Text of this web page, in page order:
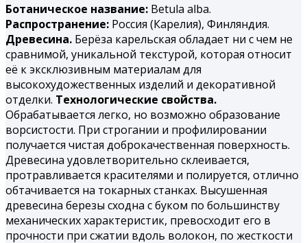
Ботаническое название: Betula alba.
Распространение: Россия (Карелия), Финляндия.
Древесина. Берёза карельская обладает ни с чем не
сравнимой, уникальной текстурой, которая относит
её к эксклюзивным материалам для
высокохудожественных изделий и декоративной
отделки. Технологические свойства.
Обрабатывается легко, но воз­можно образование
ворсистости. При строгании и профилиро­вании
получается чистая доброкачественная поверхность.
Дре­весина удовлетворительно склеивается,
протравливается кра­сителями и полируется, отлично
обтачивается на токарных станках. Высушенная
древесина березы сходна с буком по большинству
механических характеристик, превосходит его в
прочности при сжатии вдоль волокон, по жесткости